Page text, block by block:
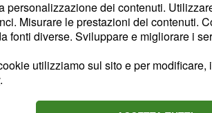
14 sconfitte che si
travolti fuori
Raptors di
Lowry, che regala la
Male anche i New
gli Oklahoma City
personalizzazione dei contenuti.
Misurare le prestazioni dei contenuti.
fonti diverse. Sviluppare e migliorare i
utilizziamo sul sito e per
.